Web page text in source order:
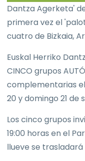
Dantza Agerketa'
primera vez el
cuatro de Bizkaia,
Euskal Herriko
CINCO grupos
complementarias el
20 y domingo 21 de
Los cinco grupos
19:00 horas en el
llueve se